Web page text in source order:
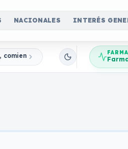
NACIONALES INTERÉS
comienzan los Regionales